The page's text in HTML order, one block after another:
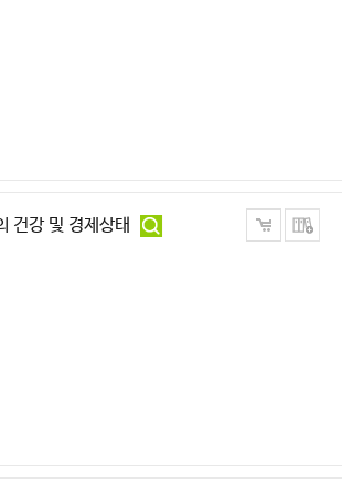
건강 및 경제상태